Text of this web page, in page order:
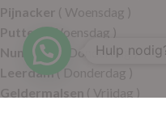
Pijnacker ( Woensdag )
Putten( Woensdag )
Nunspeet( Donderdag )
Leerdam( Donderdag )
Geldermalsen ( Vrijdag )
Hulp